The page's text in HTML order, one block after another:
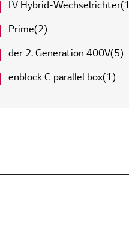
LV Hybrid-
Prime(2)
der 2. Generation 400V(5)
enblock C parallel box(1)